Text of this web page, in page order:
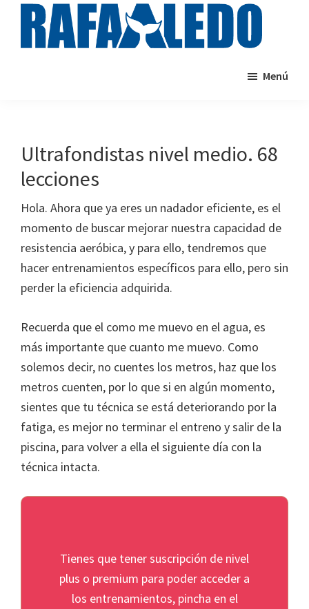
contenido
Menú
Ultrafondistas nivel medio. 68
lecciones
Hola. Ahora que ya eres un nadador eficiente, es el
momento de buscar mejorar nuestra capacidad de
resistencia aeróbica, y para ello, tendremos que
hacer entrenamientos específicos para ello, pero sin
perder la eficiencia adquirida.
Recuerda que el como me muevo en el agua, es
más importante que cuanto me muevo. Como
solemos decir, no cuentes los metros, haz que los
metros cuenten, por lo que si en algún momento,
sientes que tu técnica se está deteriorando por la
fatiga, es mejor no terminar el entreno y salir de la
piscina, para volver a ella el siguiente día con la
técnica intacta.
Tienes que tener suscripción de nivel
plus o premium para poder acceder a
los entrenamientos, pincha en el